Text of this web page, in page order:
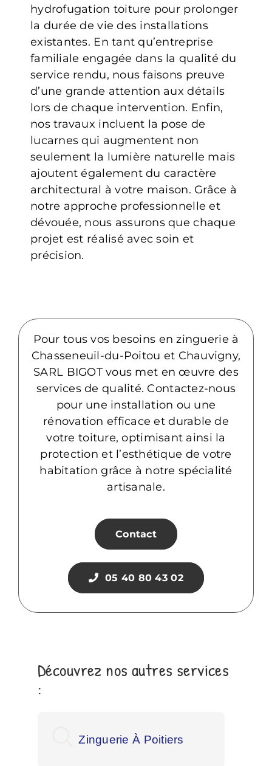
hydrofugation toiture pour prolonger
la durée de vie des installations
existantes. En tant qu’entreprise
familiale engagée dans la qualité du
service rendu, nous faisons preuve
d’une grande attention aux détails
lors de chaque intervention. Enfin,
nos travaux incluent la pose de
lucarnes qui augmentent non
seulement la lumière naturelle mais
ajoutent également du caractère
architectural à votre maison. Grâce à
notre approche professionnelle et
dévouée, nous assurons que chaque
projet est réalisé avec soin et
précision.
Pour tous vos besoins en zinguerie à
Chasseneuil-du-Poitou et Chauvigny,
SARL BIGOT vous met en œuvre des
services de qualité. Contactez-nous
pour une installation ou une
rénovation efficace et durable de
votre toiture, optimisant ainsi la
protection et l’esthétique de votre
habitation grâce à notre spécialité
artisanale.
Contact
05 40 80 43 02
Découvrez nos autres services
:
Zinguerie À Poitiers